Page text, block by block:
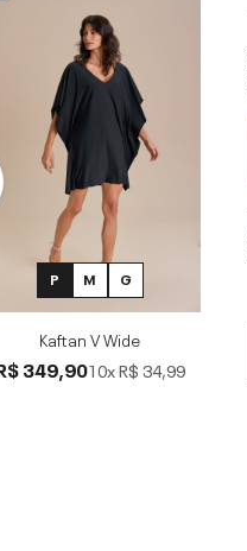
P M G
Kaftan V Wide
349,9010xR$ 34,99